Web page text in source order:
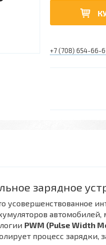
+7 (708) 654-66-
зарядное
усовершенствованное
PWM (Pulse Width
процесс